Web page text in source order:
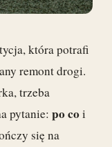
która potrafi
remont drogi.
trzeba
pytanie: po coi
się na